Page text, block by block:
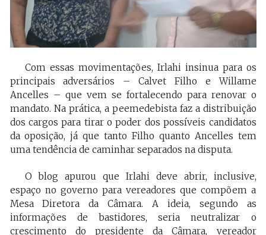
Com essas movimentações, Irlahi insinua para os
principais adversários – Calvet Filho e Willame
Ancelles – que vem se fortalecendo para renovar o
mandato. Na prática, a peemedebista faz a distribuição
dos cargos para tirar o poder dos possíveis candidatos
da oposição, já que tanto Filho quanto Ancelles tem
uma tendência de caminhar separados na disputa.
O blog apurou que Irlahi deve abrir, inclusive,
espaço no governo para vereadores que compõem a
Mesa Diretora da Câmara. A ideia, segundo as
informações de bastidores, seria neutralizar o
crescimento do presidente da Câmara, vereador